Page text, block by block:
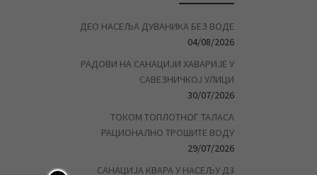
ДЕО НАСЕЉА ДУВАНИКА БЕЗ ВОДЕ
04/08/2026
РАДОВИ НА САНАЦИЈИ ХАВАРИЈЕ У
САВЕЗНИЧКОЈ УЛИЦИ
30/07/2026
ТОКОМ ТОПЛОТНОГ ТАЛАСА
РАЦИОНАЛНО ТРОШИТЕ ВОДУ
29/07/2026
САНАЦИЈА КВАРА У НАСЕЉУ Д3